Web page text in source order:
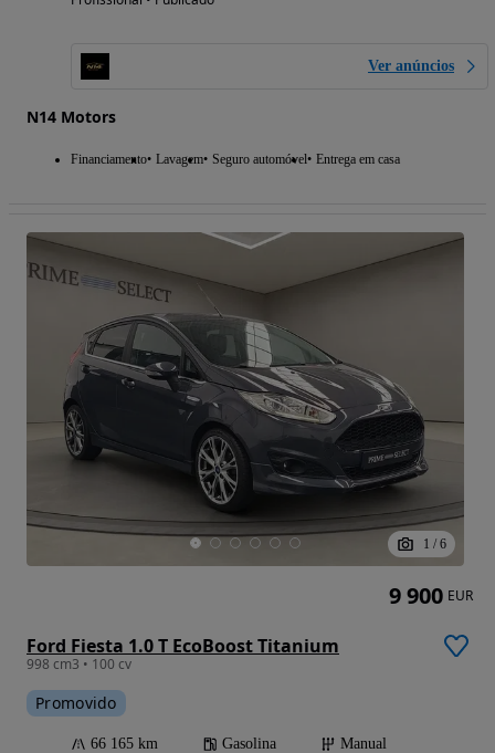
Ver anúncios
N14 Motors
Financiamento Lavagem Seguro automóvel Entrega em casa
1 / 6
Ford Fiesta 1.0 T EcoBoost Titanium
998 cm3 • 100 cv
Promovido
66 165 km Gasolina
Manual
9 900 EUR